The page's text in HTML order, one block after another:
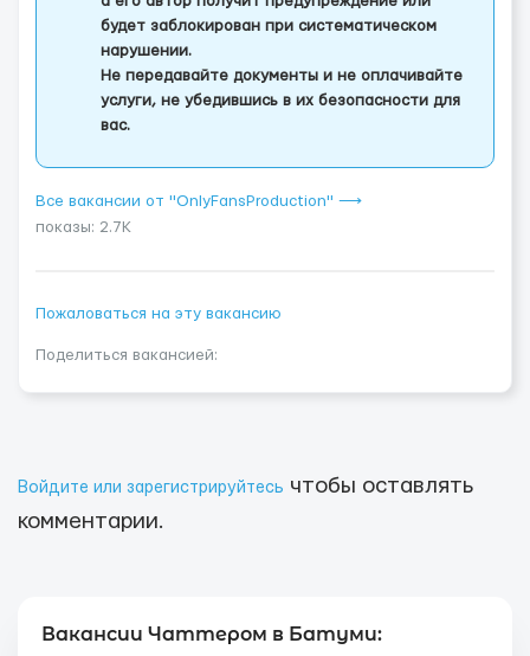
будет заблокирован при систематическом
нарушении.
Не передавайте документы и не оплачивайте
услуги, не убедившись в их безопасности для
вас.
Все вакансии от "OnlyFansProduction" ⟶
показы: 2.7K
Пожаловаться на эту вакансию
Поделиться вакансией:
Войдите или зарегистрируйтесь чтобы оставлять
комментарии.
Вакансии Чаттером в Батуми: